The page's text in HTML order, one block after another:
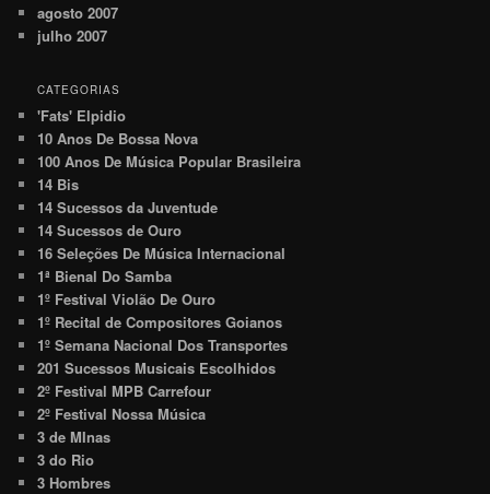
agosto 2007
julho 2007
CATEGORIAS
'Fats' Elpidio
10 Anos De Bossa Nova
100 Anos De Música Popular Brasileira
14 Bis
14 Sucessos da Juventude
14 Sucessos de Ouro
16 Seleções De Música Internacional
1ª Bienal Do Samba
1º Festival Violão De Ouro
1º Recital de Compositores Goianos
1º Semana Nacional Dos Transportes
201 Sucessos Musicais Escolhidos
2º Festival MPB Carrefour
2º Festival Nossa Música
3 de MInas
3 do Rio
3 Hombres